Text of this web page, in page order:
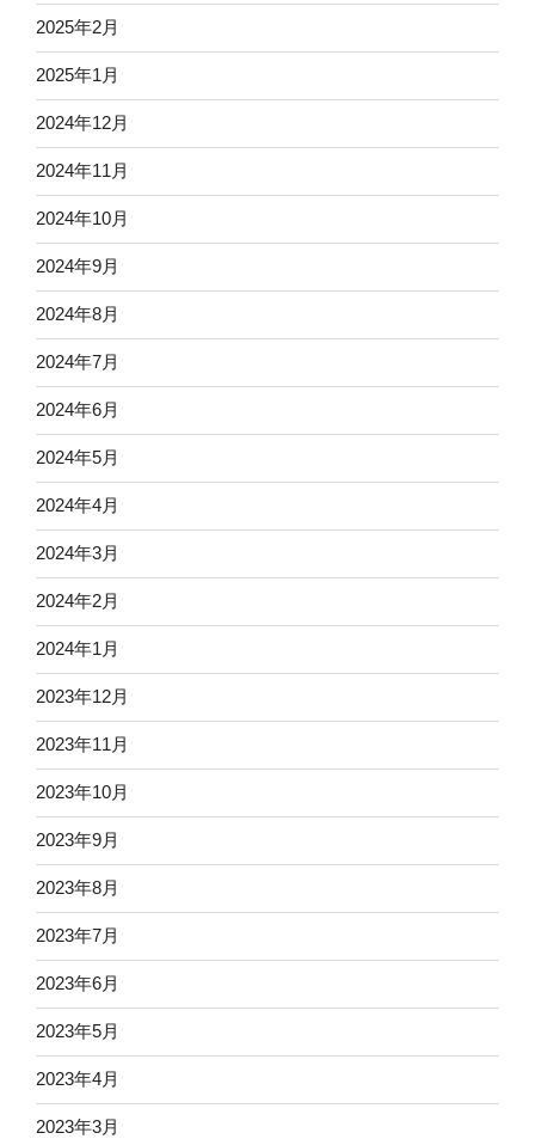
2025年2月
2025年1月
2024年12月
2024年11月
2024年10月
2024年9月
2024年8月
2024年7月
2024年6月
2024年5月
2024年4月
2024年3月
2024年2月
2024年1月
2023年12月
2023年11月
2023年10月
2023年9月
2023年8月
2023年7月
2023年6月
2023年5月
2023年4月
2023年3月